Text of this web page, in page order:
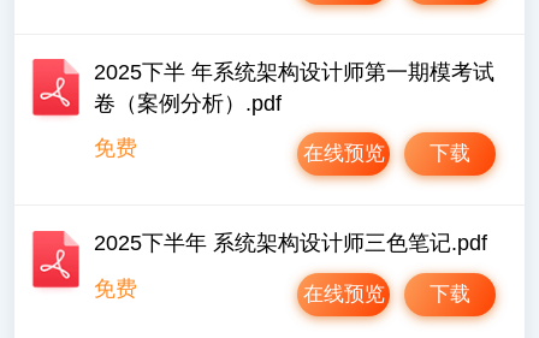
2025下半 年系统架构设计师第一期模考试
卷（案例分析）.pdf
免费
下载
在线预览
2025下半年 系统架构设计师三色笔记.pdf
免费
下载
在线预览